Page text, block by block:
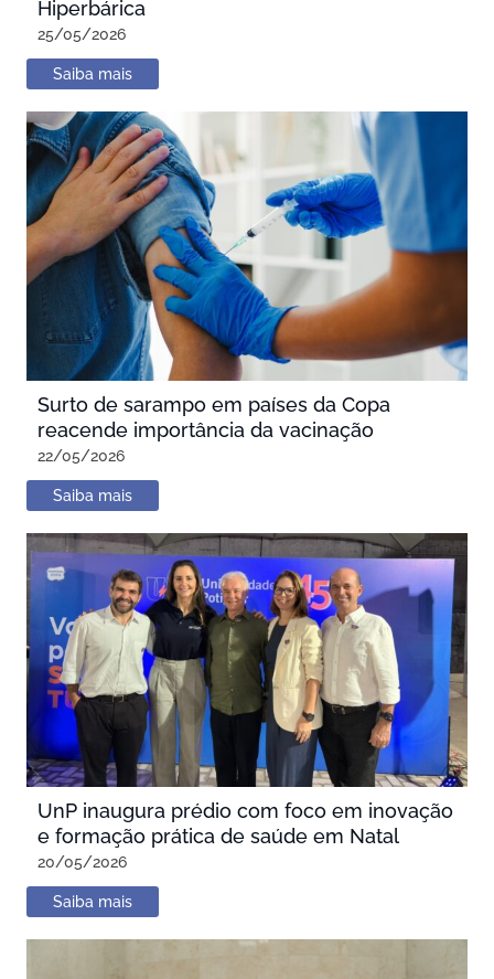
Hiperbárica
25/05/2026
Saiba mais
Surto de sarampo em países da Copa
reacende importância da vacinação
22/05/2026
Saiba mais
UnP inaugura prédio com foco em inovação
e formação prática de saúde em Natal
20/05/2026
Saiba mais